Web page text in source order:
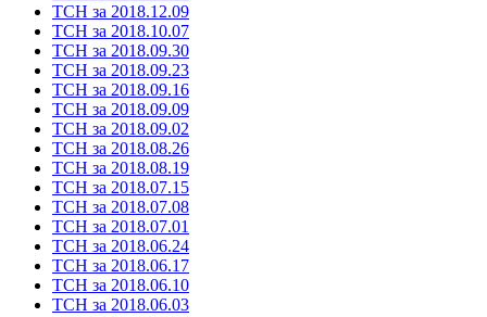
ТСН за 2018.12.09
ТСН за 2018.10.07
ТСН за 2018.09.30
ТСН за 2018.09.23
ТСН за 2018.09.16
ТСН за 2018.09.09
ТСН за 2018.09.02
ТСН за 2018.08.26
ТСН за 2018.08.19
ТСН за 2018.07.15
ТСН за 2018.07.08
ТСН за 2018.07.01
ТСН за 2018.06.24
ТСН за 2018.06.17
ТСН за 2018.06.10
ТСН за 2018.06.03